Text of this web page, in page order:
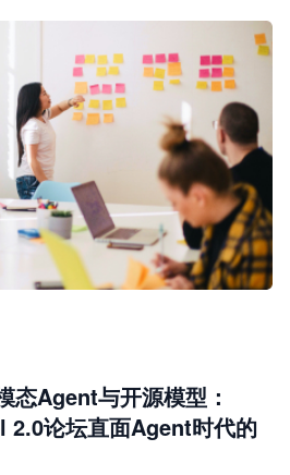
态Agent与开源模型：
论坛直面Agent时代的